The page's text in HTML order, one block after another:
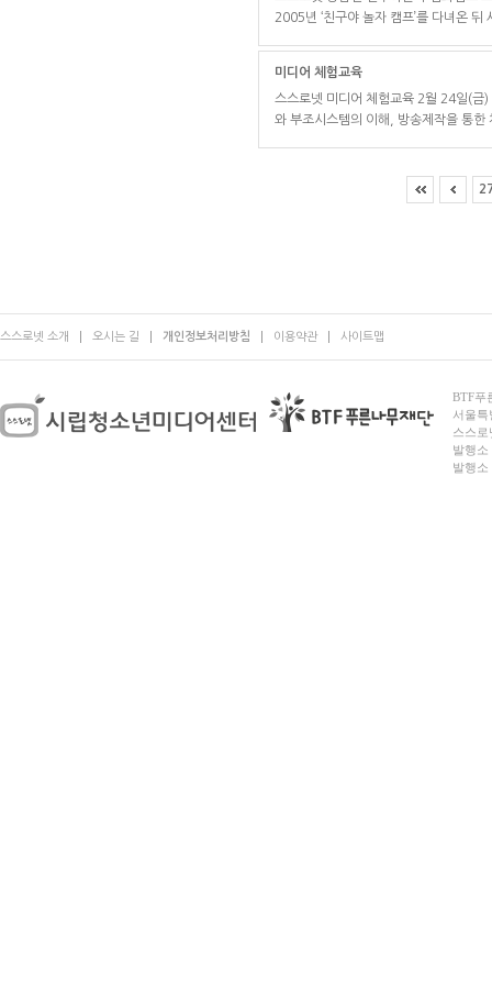
2005년 ‘친구야 놀자 캠프’를 다녀온
미디어 체험교육
스스로넷 미디어 체험교육 2월 24일(금
와 부조시스템의 이해, 방송제작을 통
스스로넷 소개 오시는 길 개인정보처리방침 이용약관 사이트맵
BTF푸
서울
스스로
발행소
발행소